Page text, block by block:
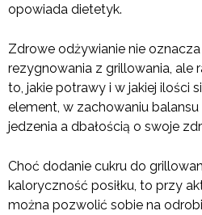
opowiada dietetyk.
Zdrowe odżywianie nie
rezygnowania z grillowania, ale
to, jakie potrawy i w jakiej ilości
element, w zachowaniu
jedzenia a dbałością o swoje
Choć dodanie cukru do
kaloryczność posiłku, to przy
można pozwolić sobie na